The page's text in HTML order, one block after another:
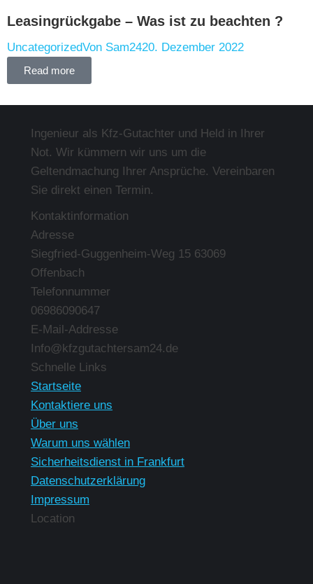
Leasingrückgabe – Was ist zu beachten ?
UncategorizedVon Sam2420. Dezember 2022
Read more
Ingenieur als Kfz-Gutachter und Held in Ihrer
Not. Wir kümmern wir uns um die
Geltendmachung Ihrer Ansprüche. Vereinbaren
Sie direkt einen Termin.
Kontaktinformation
Adresse
Siegfried-Guggenheim-Weg 15 63069
Offenbach
Telefonnummer
06986090647
E-Mail-Addresse
Info@kfzgutachtersam24.de
Finden Sie uns auf:
Schnelle Links
Startseite
Kontaktiere uns
Über uns
Warum uns wählen
Sicherheitsdienst in Frankfurt
Datenschutzerklärung
Impressum
Location